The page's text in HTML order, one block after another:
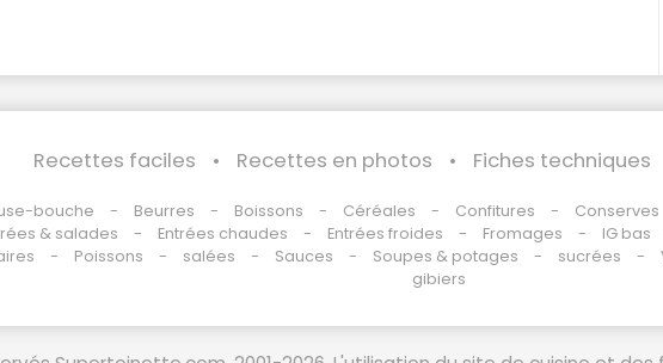
Recettes faciles Recettes en photos Fiches techniques
bouche Beurres Boissons Céréales Confitures Conserves
& salades Entrées chaudes Entrées froides Fromages IG bas
Poissons salées Sauces Soupes & potages sucrées
gibiers